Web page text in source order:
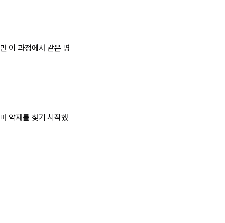
이 과정에서 같은 병
약재를 찾기 시작했